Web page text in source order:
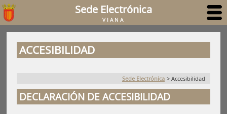
Sede Electrónica
VIANA
ACCESIBILIDAD
Sede Electrónica > Accesibilidad
DECLARACIÓN DE ACCESIBILIDAD